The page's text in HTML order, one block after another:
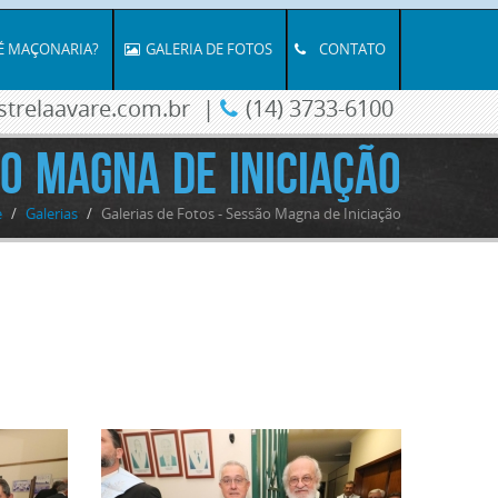
MAÇONARIA? GALERIA DE FOTOS CONTATO
| (14) 3733-6100
Magna de Iniciação
/ Galerias / Galerias de Fotos - Sessão Magna de Iniciação
Clique
Clique
para